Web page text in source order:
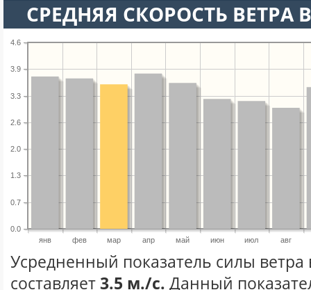
СРЕДНЯЯ СКОРОСТЬ ВЕТРА
янв фев мар апр май июн июл авг
0.0
0.7
1.3
2.0
2.6
3.3
3.9
4.6
Усредненный показатель силы ветра
составляет3.5 м./с. Данный